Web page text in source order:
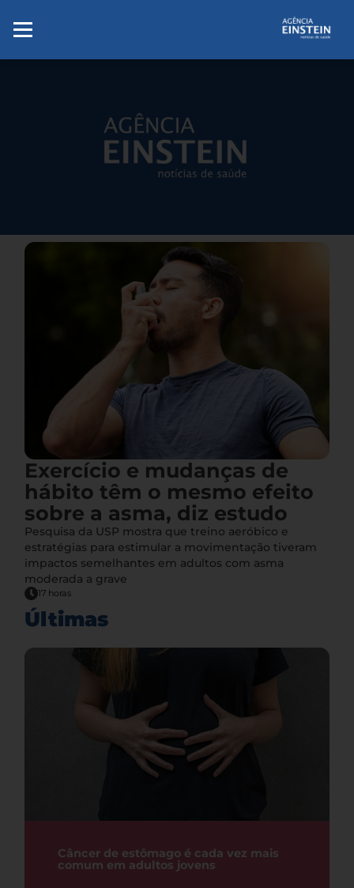
Exercício e mudanças de
hábito têm o mesmo efeito
sobre a asma, diz estudo
Pesquisa da USP mostra que treino aeróbico e
estratégias para estimular a movimentação tiveram
impactos semelhantes em adultos com asma
moderada a grave
17 horas
Últimas
Câncer de estômago é cada vez mais
comum em adultos jovens